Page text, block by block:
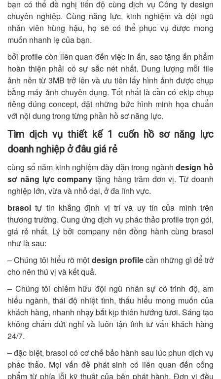
bạn có thể đề nghị tiến độ cùng dịch vụ Công ty design
chuyên nghiệp. Cùng năng lực, kinh nghiệm và đội ngũ
nhân viên hùng hậu, họ sẽ có thể phục vụ được mong
muốn nhanh lẹ của bạn.
bởi profile còn liên quan đến việc in ấn, sao tặng ấn phẩm
hoàn thiện phải có sự sắc nét nhất. Dung lượng mỗi file
ảnh nên từ 3MB trở lên và ưu tiên lấy hình ảnh được chụp
bằng máy ảnh chuyên dụng. Tốt nhất là cần có ekip chụp
riêng đúng concept, đặt những bức hình minh họa chuẩn
với nội dung trong từng phần hồ sơ năng lực.
Tìm dịch vụ thiết kế 1 cuốn hồ sơ năng lực
doanh nghiệp ở đâu giá rẻ
cùng số năm kinh nghiệm dày dặn trong ngànhdesign hồ
sơ năng lực companytặng hàng trăm đơn vị. Từ doanh
nghiệp lớn, vừa và nhỏ dại, ở đa lĩnh vực.
brasol tự tin khẳng định vị trí và uy tín của mình trên
thương trường. Cung ứng dịch vụ phác thảo profile trọn gói,
giá rẻ nhất. Lý bởi company nên đồng hành cùng brasol
như là sau:
– Chúng tôi hiểu rõ một design profilecần những gì để trở
cho nên thú vị và kết quả.
– Chúng tôi chiếm hữu đội ngũ nhân sự có trình độ, am
hiểu ngành, thái độ nhiệt tình, thấu hiểu mong muốn của
khách hàng, nhanh nhạy bắt kịp thiên hướng tươi. Sáng tạo
không chấm dứt nghỉ và luôn tận tình tư vấn khách hàng
24/7.
– đặc biệt, brasol có cơ chế bảo hành sau lúc phun dịch vụ
phác thảo. Mọi vấn đề phát sinh có liên quan đến cống
phẩm từ phía lỗi kỹ thuật của bên phát hành. Đơn vị đều